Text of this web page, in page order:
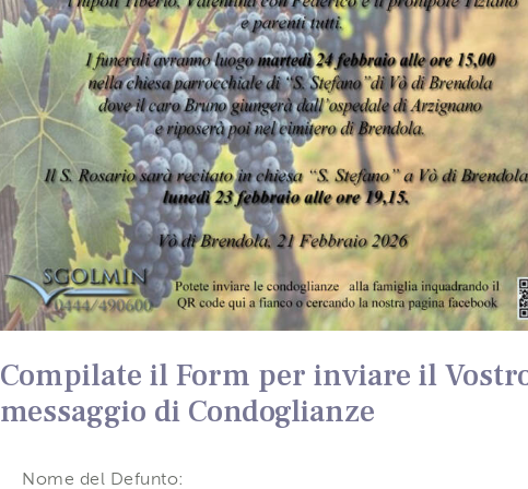
Compilate il Form per inviare il
messaggio di Condoglianze